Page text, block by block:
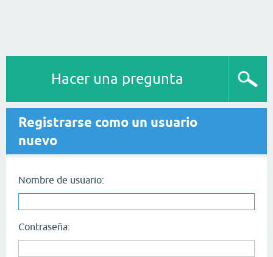
Hacer una pregunta
Registrarse como un usuario
nuevo
Nombre de usuario:
Contraseña: